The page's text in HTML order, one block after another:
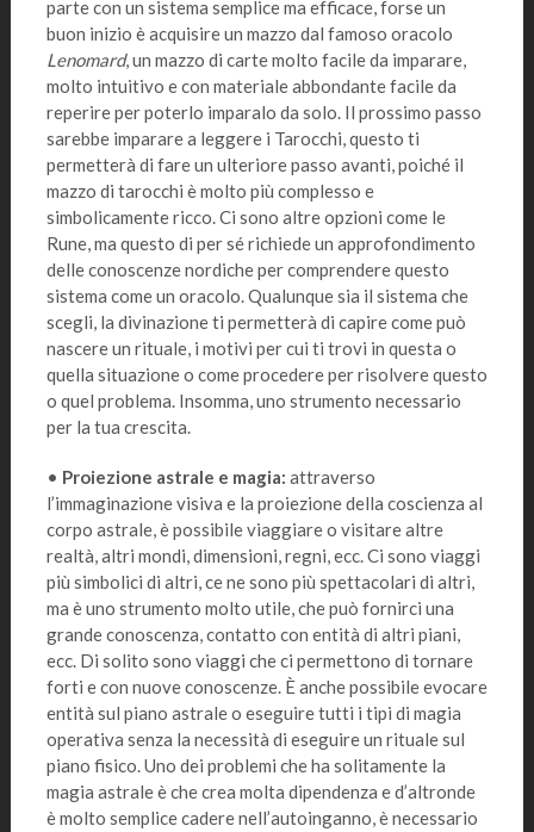
parte con un sistema semplice ma efficace, forse un
buon inizio è acquisire un mazzo dal famoso oracolo
Lenomard, un mazzo di carte molto facile da imparare,
molto intuitivo e con materiale abbondante facile da
reperire per poterlo imparalo da solo. Il prossimo passo
sarebbe imparare a leggere i Tarocchi, questo ti
permetterà di fare un ulteriore passo avanti, poiché il
mazzo di tarocchi è molto più complesso e
simbolicamente ricco. Ci sono altre opzioni come le
Rune, ma questo di per sé richiede un approfondimento
delle conoscenze nordiche per comprendere questo
sistema come un oracolo. Qualunque sia il sistema che
scegli, la divinazione ti permetterà di capire come può
nascere un rituale, i motivi per cui ti trovi in questa o
quella situazione o come procedere per risolvere questo
o quel problema. Insomma, uno strumento necessario
per la tua crescita.
• Proiezione astrale e magia: attraverso
l’immaginazione visiva e la proiezione della coscienza al
corpo astrale, è possibile viaggiare o visitare altre
realtà, altri mondi, dimensioni, regni, ecc. Ci sono viaggi
più simbolici di altri, ce ne sono più spettacolari di altri,
ma è uno strumento molto utile, che può fornirci una
grande conoscenza, contatto con entità di altri piani,
ecc. Di solito sono viaggi che ci permettono di tornare
forti e con nuove conoscenze. È anche possibile evocare
entità sul piano astrale o eseguire tutti i tipi di magia
operativa senza la necessità di eseguire un rituale sul
piano fisico. Uno dei problemi che ha solitamente la
magia astrale è che crea molta dipendenza e d’altronde
è molto semplice cadere nell’autoinganno, è necessario